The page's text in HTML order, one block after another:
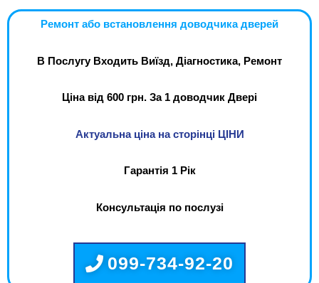
Ремонт або встановлення доводчика дверей
В Послугу Входить Виїзд, Діагностика, Ремонт
Ціна від 600 грн. За 1 доводчик Двері
Актуальна ціна на сторінці ЦІНИ
Гарантія 1 Рік
Консультація по послузі
099-734-92-20